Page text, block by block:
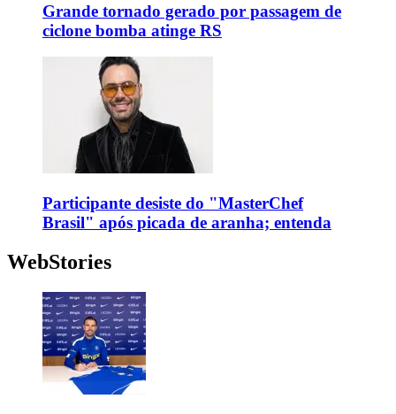
Grande tornado gerado por passagem de
ciclone bomba atinge RS
Participante desiste do "MasterChef
Brasil" após picada de aranha; entenda
WebStories